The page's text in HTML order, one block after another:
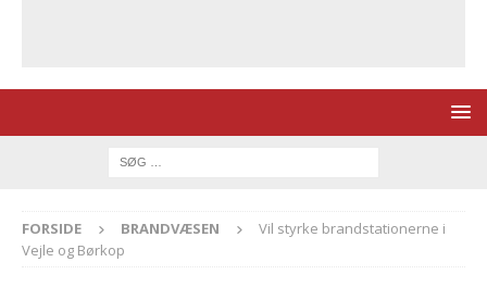
FORSIDE BRANDVÆSEN
Vil styrke brandstationerne i
Vejle og Børkop